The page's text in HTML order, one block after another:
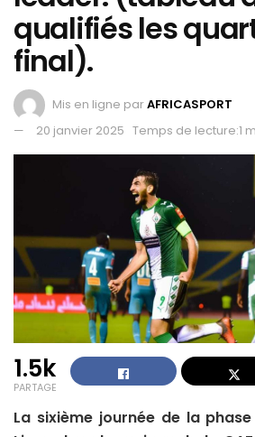
qualifiés les
final).
Mis en ligne parAFRICASPORT
20 janvier 2025 Temps de lecture:1
1.5k
PARTAGE
La sixième journée de la